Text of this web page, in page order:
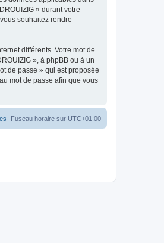
» durant votre
souhaitez rendre
différents. Votre mot de
», à phpBB ou à un
de passe » qui est proposée
mot de passe afin que vous
Fuseau horaire sur UTC+01:00